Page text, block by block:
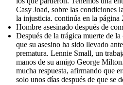
Casy Joad, sobre las condiciones
la injusticia. continúa en la página
Hombre asesinado después de
Después de la trágica muerte de
que su asesino ha sido llevado
prematura. Lennie Small, un
manos de su amigo George
mucha respuesta, afirmando que
solo unos días después de que se